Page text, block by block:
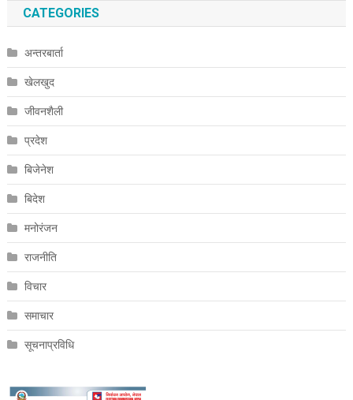
CATEGORIES
अन्तरबार्ता
खेलखुद
जीवनशैली
प्रदेश
बिजेनेश
बिदेश
मनोरंजन
राजनीति
विचार
समाचार
सूचनाप्रविधि